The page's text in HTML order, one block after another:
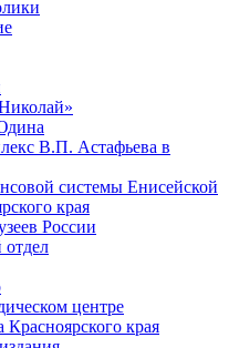
В.П. Астафьева в
системы Енисейской
края
России
отдел
центре
Красноярского края